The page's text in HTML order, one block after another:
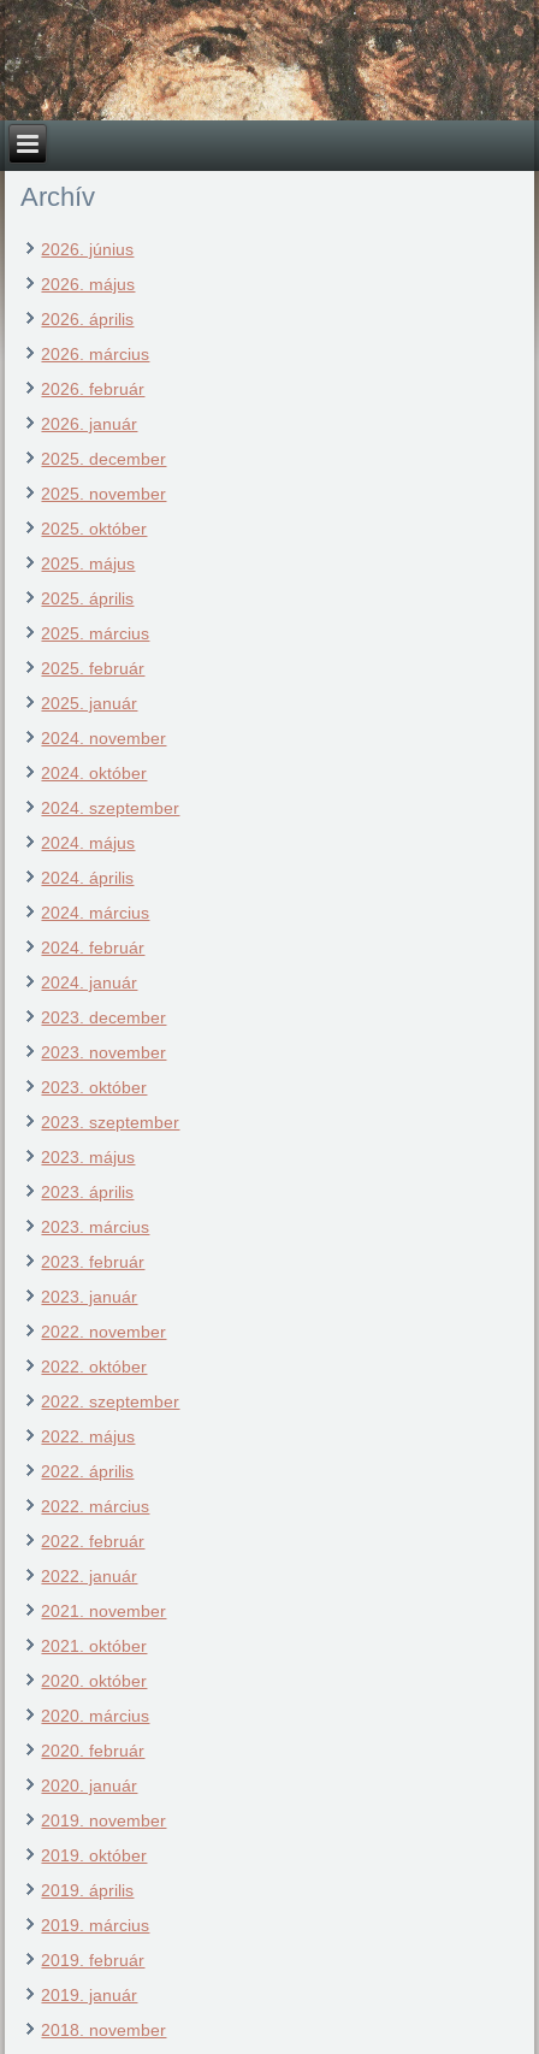
Archív
2026. június
2026. május
2026. április
2026. március
2026. február
2026. január
2025. december
2025. november
2025. október
2025. május
2025. április
2025. március
2025. február
2025. január
2024. november
2024. október
2024. szeptember
2024. május
2024. április
2024. március
2024. február
2024. január
2023. december
2023. november
2023. október
2023. szeptember
2023. május
2023. április
2023. március
2023. február
2023. január
2022. november
2022. október
2022. szeptember
2022. május
2022. április
2022. március
2022. február
2022. január
2021. november
2021. október
2020. október
2020. március
2020. február
2020. január
2019. november
2019. október
2019. április
2019. március
2019. február
2019. január
2018. november